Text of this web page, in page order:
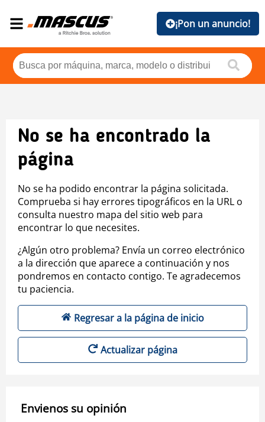
¡Pon un anuncio!
No se ha encontrado la
página
No se ha podido encontrar la página solicitada.
Comprueba si hay errores tipográficos en la URL o
consulta nuestro mapa del sitio web para
encontrar lo que necesites.
¿Algún otro problema? Envía un correo electrónico
a la dirección que aparece a continuación y nos
pondremos en contacto contigo. Te agradecemos
tu paciencia.
Regresar a la página de inicio
Actualizar página
Envienos su opinión